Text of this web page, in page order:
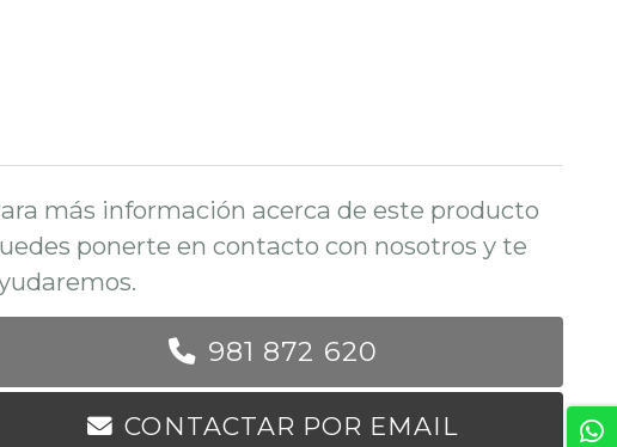
más información acerca de este producto
ponerte en contacto con nosotros y te
981 872 620
CONTACTAR POR EMAIL